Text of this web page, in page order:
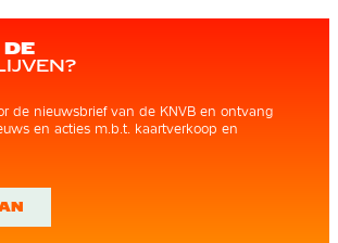
de nieuwsbrief van de KNVB en ontvang
en acties m.b.t. kaartverkoop en